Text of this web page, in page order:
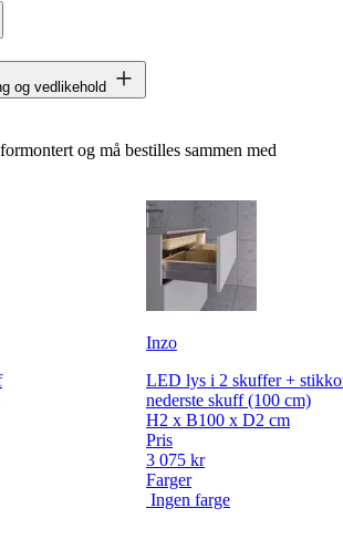
og vedlikehold
og må bestilles sammen med
Inzo
LED lys i 2 skuffer +
nederste skuff (100 cm)
H2 x B100 x D2 cm
Pris
3 075 kr
Farger
Ingen farge